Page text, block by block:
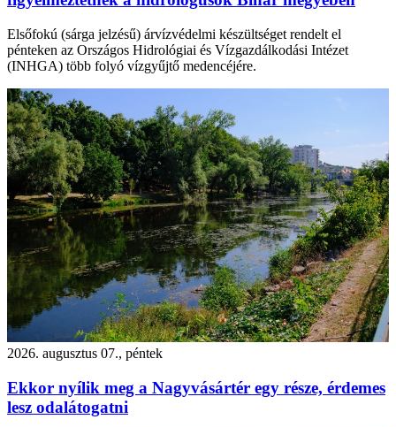
Elsőfokú (sárga jelzésű) árvízvédelmi készültséget rendelt el
pénteken az Országos Hidrológiai és Vízgazdálkodási Intézet
(INHGA) több folyó vízgyűjtő medencéjére.
2026. augusztus 07., péntek
Ekkor nyílik meg a Nagyvásártér egy része, érdemes
lesz odalátogatni